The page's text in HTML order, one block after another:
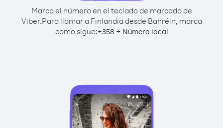
Marca el número en el teclado de marcado de
Viber.Para llamar a Finlandia desde Bahréin, marca
como sigue:+358 + Número local